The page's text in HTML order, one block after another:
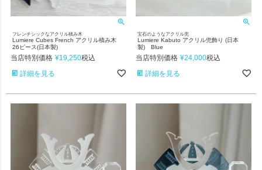
フレンチシックなアクリル積み木
Lumiere Cubes French アクリル積み木
26ピース(日本製)
当店特別価格 ¥19,250税込
詳細を見る
宝石のようなアクリル兜
Lumiere Kabuto アクリル兜飾り (日本
製) Blue
当店特別価格 ¥24,000税込
詳細を見る